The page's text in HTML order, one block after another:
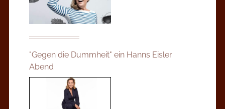
"Gegen die Dummheit" ein Hanns Eisler
Abend